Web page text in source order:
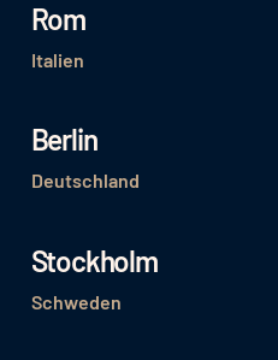
Rom
Italien
Berlin
Deutschland
Stockholm
Schweden